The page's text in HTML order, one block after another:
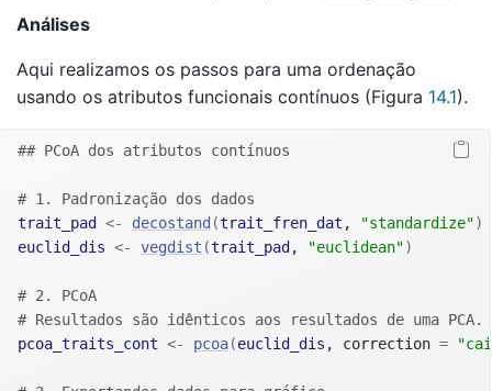
Análises
Aqui realizamos os passos para uma ordenação
usando os atributos funcionais contínuos (Figura 14.1).
## PCoA dos atributos contínuos
# 1. Padronização dos dados
trait_pad
<- decostand (trait_fren_dat , "standardize")
euclid_dis <- vegdist (trait_pad , "euclidean")
# 2. PCoA
# Resultados são idênticos aos resultados de uma PCA.
pcoa_traits_cont <- pcoa(euclid_dis , correction =